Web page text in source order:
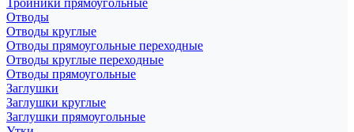
Тройники прямоугольные
Отводы
Отводы круглые
Отводы прямоугольные переходные
Отводы круглые переходные
Отводы прямоугольные
Заглушки
Заглушки круглые
Заглушки прямоугольные